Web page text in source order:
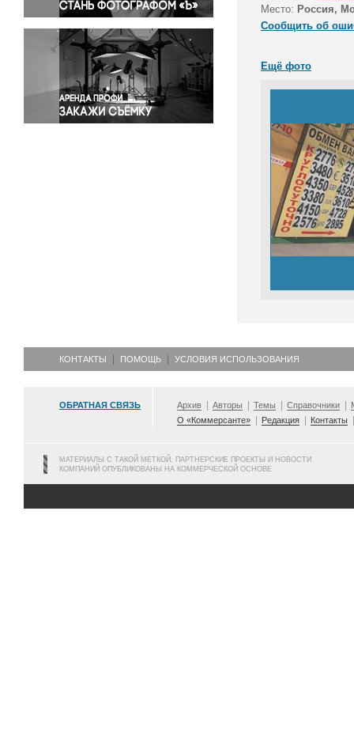
Религия
Светская жизнь
Спорт
Экология
Экономика и бизнес
Место: Россия,
Сообщить об
Ещё фото
КОНТАКТЫ ПОМОЩЬ УСЛОВИЯ ИСПОЛЬЗОВАНИЯ
ОБРАТНАЯ СВЯЗЬ Архив Авторы Темы Справочники
О «Коммерсанте»
Редакция Контакты
МАТЕРИАЛЫ С ТАКОЙ МЕТКОЙ, ПАРТНЕРСКИЕ ПРОЕКТЫ И НОВОСТИ
КОМПАНИЙ ОПУБЛИКОВАНЫ НА КОММЕРЧЕСКОЙ ОСНОВЕ